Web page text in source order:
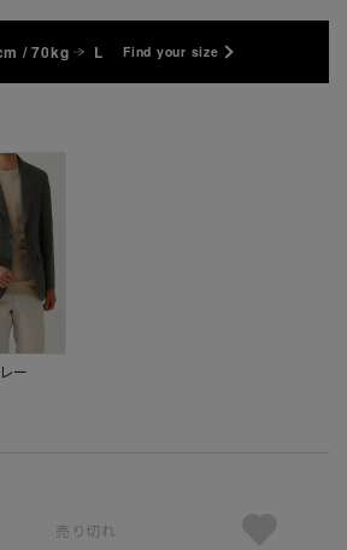
/ 70kg L Find your size
ー
売り切れ